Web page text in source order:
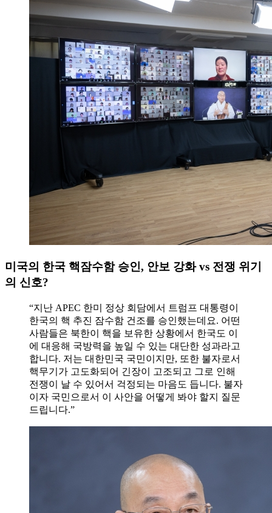
미국의 한국 핵잠수함 승인, 안보 강화 vs 전쟁 위기
의 신호?
“지난 APEC 한미 정상 회담에서 트럼프 대통령이
한국의 핵 추진 잠수함 건조를 승인했는데요. 어떤
사람들은 북한이 핵을 보유한 상황에서 한국도 이
에 대응해 국방력을 높일 수 있는 대단한 성과라고
합니다. 저는 대한민국 국민이지만, 또한 불자로서
핵무기가 고도화되어 긴장이 고조되고 그로 인해
전쟁이 날 수 있어서 걱정되는 마음도 듭니다. 불자
이자 국민으로서 이 사안을 어떻게 봐야 할지 질문
드립니다.”